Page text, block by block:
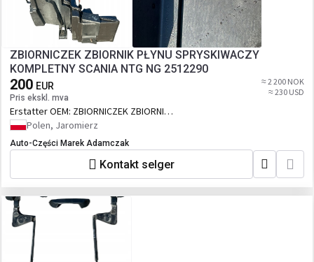
ZBIORNICZEK ZBIORNIK PŁYNU SPRYSKIWACZY
KOMPLETNY SCANIA NTG NG 2512290
200 EUR
Pris ekskl. mva
≈ 2 200 NOK
≈ 230 USD
Erstatter OEM: ZBIORNICZEK ZBIORNIK
PŁYNU SPRYSKIWACZY SCANIA NTG NG
Polen, Jaromierz
Auto-Części Marek Adamczak
Kontakt selger